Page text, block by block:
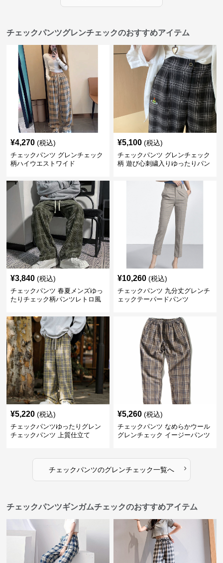
チェックパンツグレンチェックのおすすめアイテム
¥4,270 (税込)
チェックパンツ グレンチェック
柄ハイウエストワイド
¥5,100 (税込)
チェックパンツ グレンチェック
柄 遊び心刺繍入りゆったりパン
¥3,840 (税込)
チェックパンツ 春夏メンズゆっ
たりチェック柄パンツレトロ風
¥10,260 (税込)
チェックパンツ 九分丈グレンチ
ェックテーパードパンツ
¥5,220 (税込)
チェックパンツゆったりグレン
チェックパンツ 上質仕立て
¥5,260 (税込)
チェックパンツ なめらかウール
グレンチェック イージーパンツ
チェックパンツのグレンチェック一覧へ ›
チェックパンツギンガムチェックのおすすめアイテム